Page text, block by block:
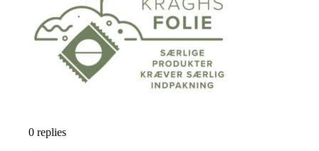
Menu Menu
0 replies